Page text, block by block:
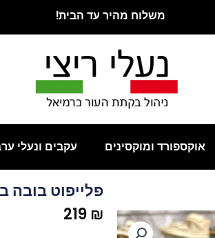
משלוח מהיר עד הבית!
אוקספורד ומוקסינים עקבים ונעלי
פלייפוט בובה
219 ₪